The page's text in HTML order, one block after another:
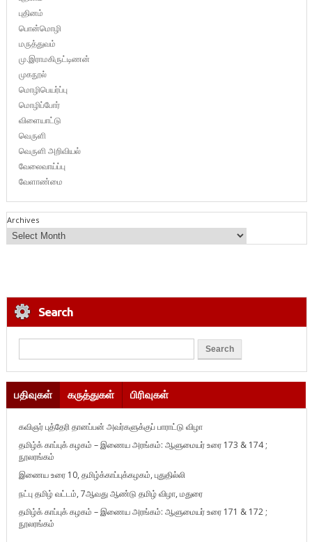
புதினம்
பொன்மொழி
மருத்துவம்
மு.இராமகிருட்டிணன்
முகநூல்
மொழிபெயர்ப்பு
மொழிப்போர்
விளையாட்டு
வெருளி
வெருளி அறிவியல்
வேலைவாய்ப்பு
வேளாண்மை
Archives
Search
பதிவுகள் கருத்துகள் பிரிவுகள்
கவிஞர் புத்தேரி தானப்பன் அவர்களுக்குப் பாராட்டு விழா
தமிழ்க் காப்புக் கழகம் – இணைய அரங்கம்: ஆளுமையர் உரை 173 & 174 ;
நூலரங்கம்
இணைய உரை 10, தமிழ்க்காப்புக்கழகம், புதுதில்லி
நட்பு தமிழ் வட்டம், 7ஆவது ஆண்டு தமிழ் விழா, மதுரை
தமிழ்க் காப்புக் கழகம் – இணைய அரங்கம்: ஆளுமையர் உரை 171 & 172 ;
நூலரங்கம்